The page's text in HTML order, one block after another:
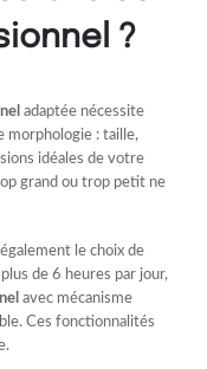
?
adaptée nécessite
morphologie : taille,
idéales de votre
grand ou trop petit ne
le choix de
de 6 heures par jour,
avec mécanisme
Ces fonctionnalités